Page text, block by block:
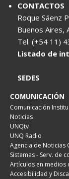
CONTACTOS
Roque Sáenz
Buenos Aires,
Tel. (+54
Listado de
SEDES
COMUNICACIÓN
Comunicación
Noticias
UNQtv
UNQ Radio
Agencia de Noticias
Sistemas - Serv. de
Artículos en medios
Accesibilidad y